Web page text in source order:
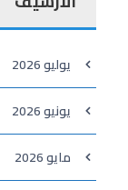
يوليو 2026
يونيو 2026
مايو 2026